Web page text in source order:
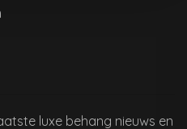
luxe behang nieuws en